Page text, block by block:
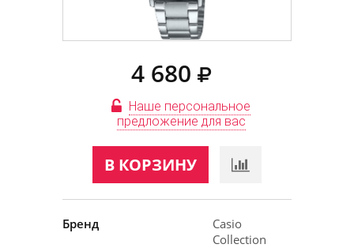
4 680
Наше персональное
предложение для вас
В КОРЗИНУ
Бренд
Casio
Collection